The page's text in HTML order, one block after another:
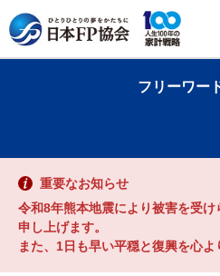
わたしたちのくらしとお金
FP技能検定
個人会員の皆様へ
フリーワー
重要なお知らせ
令和8年熊本地震により被害を受
申し上げます。
また、1日も早い平穏と復興を心よ